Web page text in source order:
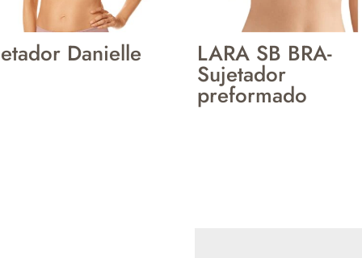
Danielle LARA SB BRA-
Sujetador
preformado